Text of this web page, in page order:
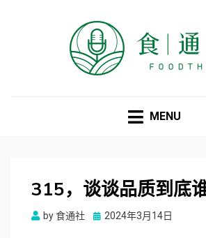
MENU
315，谈谈品质到底
by食通社
Posted
2024年3月14日